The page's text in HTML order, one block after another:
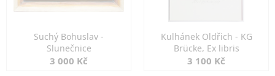
Suchý Bohuslav -
Slunečnice
3 000 Kč
Kulhánek Oldřich - KG
Brücke, Ex libris
3 100 Kč